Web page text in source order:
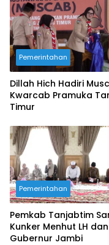
Pemerintahan
Dillah Hich Hadiri
Kwarcab Pramuka
Timur
Pemerintahan
Pemkab Tanjabtim
Kunker Menhut LH dan
Gubernur Jambi